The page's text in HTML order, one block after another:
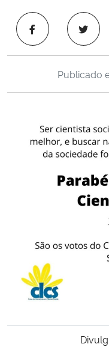
Ministério da Educação
Ministério da Cidadania
Ministério de Minas e Energia
Ministério do Meio Ambiente
Ministério do
Controladoria-Geral da União
Ministério da Mulher, da
Publicado